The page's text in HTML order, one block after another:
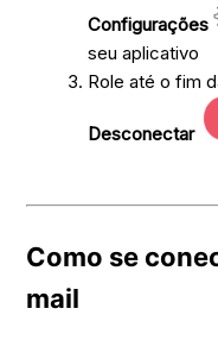
Configurações
seu aplicativo
Role até o fim
Desconectar
Como se
mail